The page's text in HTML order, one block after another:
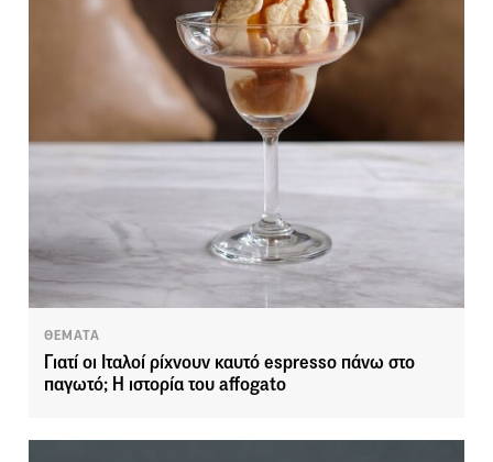
ΘΕΜΑΤΑ
Γιατί οι Ιταλοί ρίχνουν καυτό espresso πάνω στο
παγωτό; Η ιστορία του affogato